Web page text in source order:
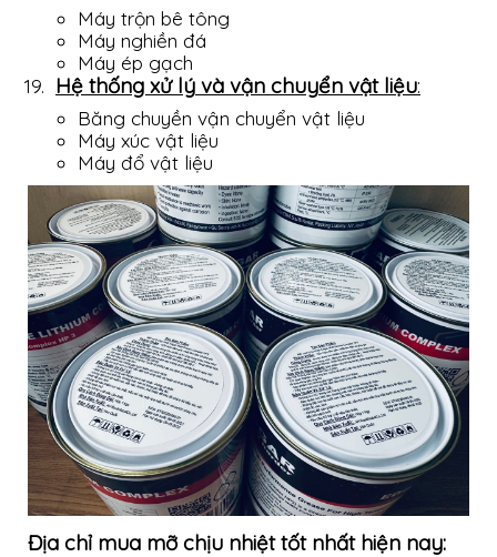
Máy trộn bê tông
Máy nghiền đá
Máy ép gạch
Hệ thống xử lý và vận chuyển vật liệu:
Băng chuyền vận chuyển vật liệu
Máy xúc vật liệu
Máy đổ vật liệu
Địa chỉ mua mỡ chịu nhiệt tốt nhất hiện nay: